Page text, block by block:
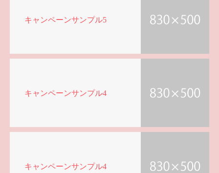
キャンペーンサンプル5
キャンペーンサンプル4
キャンペーンサンプル4